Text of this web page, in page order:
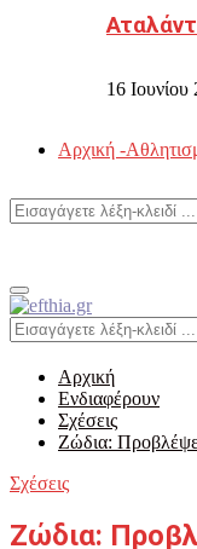
16 Ιουνίου
Αρχική -
Search
Primary
Menu
Search
for:
Αρχική
Ενδιαφέρουν
Σχέσεις
Ζώδια:
Σχέσεις
Ζώδια: